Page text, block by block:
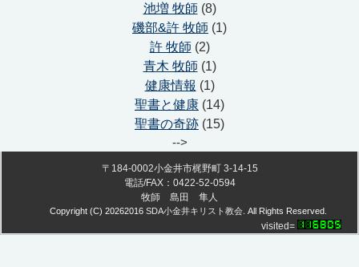
池増 牧師 (8)
磯部&許 牧師 (1)
許 牧師 (2)
青木 牧師 (1)
健康情報 (1)
聖書と健康 (14)
聖書の奇跡 (15)
-->
〒184-0002小金井市梶野町 3-14-15
電話/FAX：0422-52-0594
牧師 島田 隼人
Copyright (C)20262016SDA小金井キリスト教会 . All Rights Reserved.
visited=